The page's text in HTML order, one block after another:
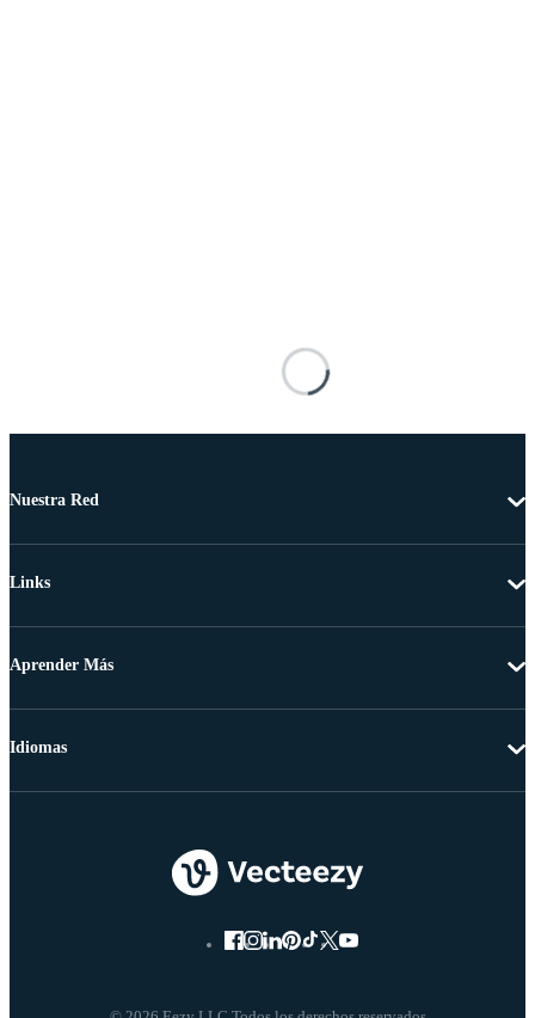
Nuestra Red
Links
Aprender Más
Idiomas